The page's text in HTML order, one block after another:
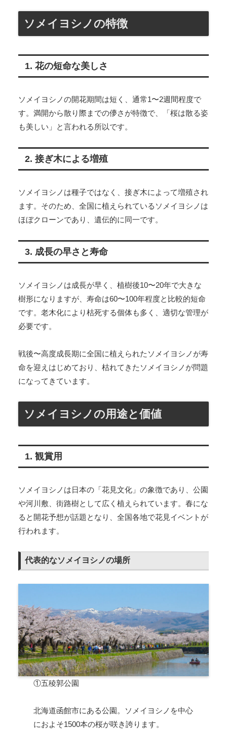
ソメイヨシノの特徴
1. 花の短命な美しさ
ソメイヨシノの開花期間は短く、通常1〜2週間程度で
す。満開から散り際までの儚さが特徴で、「桜は散る姿
も美しい」と言われる所以です。
2. 接ぎ木による増殖
ソメイヨシノは種子ではなく、接ぎ木によって増殖され
ます。そのため、全国に植えられているソメイヨシノは
ほぼクローンであり、遺伝的に同一です。
3. 成長の早さと寿命
ソメイヨシノは成長が早く、植樹後10〜20年で大きな
樹形になりますが、寿命は60〜100年程度と比較的短命
です。老木化により枯死する個体も多く、適切な管理が
必要です。
戦後〜高度成長期に全国に植えられたソメイヨシノが寿
命を迎えはじめており、枯れてきたソメイヨシノが問題
になってきています。
ソメイヨシノの用途と価値
1. 観賞用
ソメイヨシノは日本の「花見文化」の象徴であり、公園
や河川敷、街路樹として広く植えられています。春にな
ると開花予想が話題となり、全国各地で花見イベントが
行われます。
代表的なソメイヨシノの場所
①五稜郭公園
北海道函館市にある公園。ソメイヨシノを中心
におよそ1500本の桜が咲き誇ります。